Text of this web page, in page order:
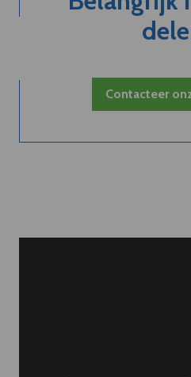
Contacteer